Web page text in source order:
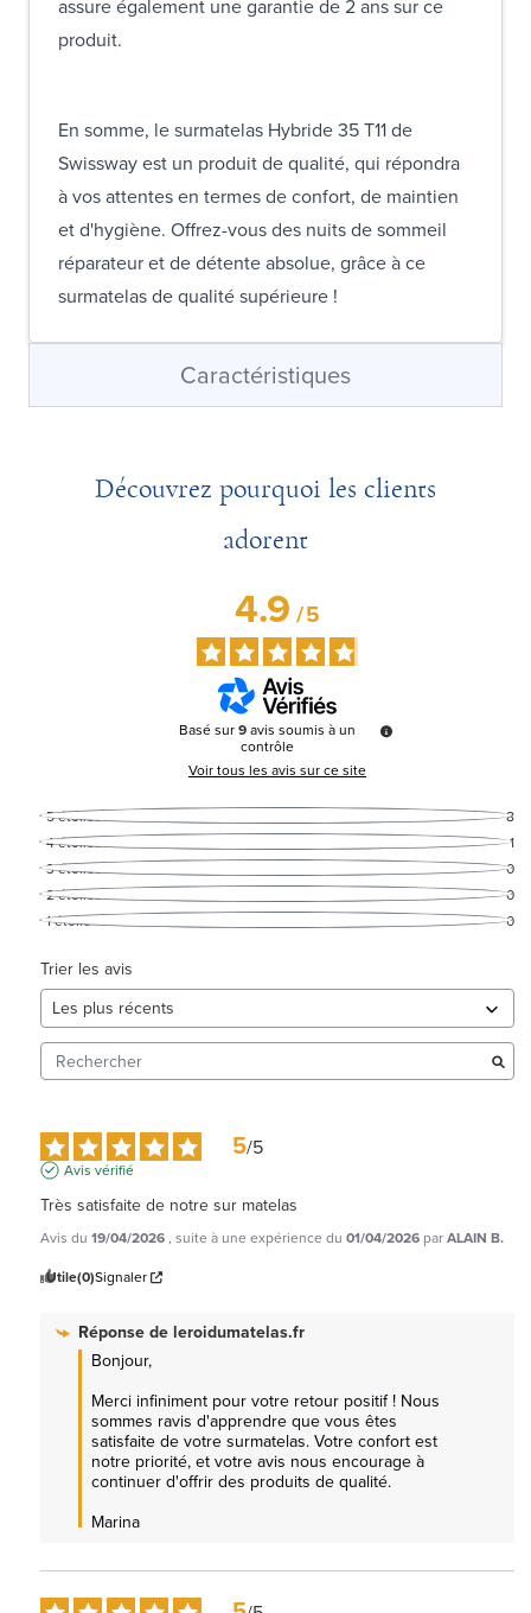
assure également une garantie de 2 ans sur ce
produit.
En somme, le surmatelas Hybride 35 T11 de
Swissway est un produit de qualité, qui répondra
à vos attentes en termes de confort, de maintien
et d'hygiène. Offrez-vous des nuits de sommeil
réparateur et de détente absolue, grâce à ce
surmatelas de qualité supérieure !
Caractéristiques
Découvrez pourquoi les clients
adorent
4.9/5
Basé sur9avis soumis à un
contrôle
Voir tous les avis sur ce site
5étoiles
8
4étoiles
1
3étoiles
0
2étoiles
0
1étoile 0
Trier les avis
5/5
Avis vérifié
Très satisfaite de notre sur matelas
Avis du 19/04/2026, suite à une expérience du 01/04/2026 parALAIN B.
Utile(0)Signaler
Réponse deleroidumatelas.fr
Bonjour,
Merci infiniment pour votre retour positif ! Nous
sommes ravis d'apprendre que vous êtes
satisfaite de votre surmatelas. Votre confort est
notre priorité, et votre avis nous encourage à
continuer d'offrir des produits de qualité.
Marina